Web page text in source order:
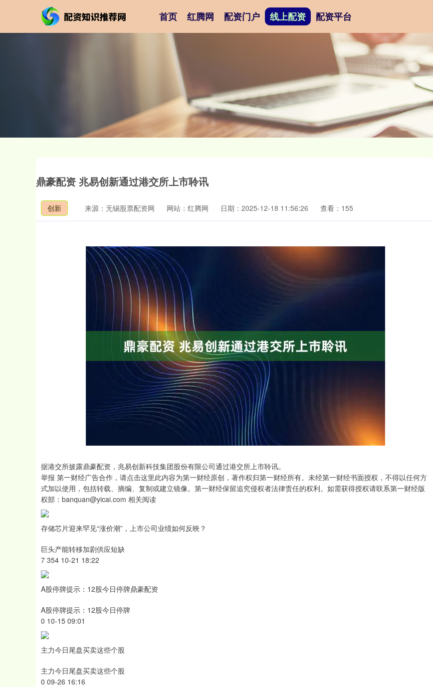
首页 红腾网 配资门户 线上配资 配资平台
鼎豪配资 兆易创新通过港交所上市聆讯
创新 来源：无锡股票配资网 网站：红腾网 日期：2025-12-18 11:56:26 查看：155
据港交所披露鼎豪配资，兆易创新科技集团股份有限公司通过港交所上市聆讯。
举报 第一财经广告合作，请点击这里此内容为第一财经原创，著作权归第一财经所有。未经第一财经书面授权，不得以任何方
式加以使用，包括转载、摘编、复制或建立镜像。第一财经保留追究侵权者法律责任的权利。如需获得授权请联系第一财经版
权部：banquan@yicai.com 相关阅读
存储芯片迎来罕见“涨价潮”，上市公司业绩如何反映？
巨头产能转移加剧供应短缺
7 354 10-21 18:22
A股停牌提示：12股今日停牌鼎豪配资
A股停牌提示：12股今日停牌
0 10-15 09:01
主力今日尾盘买卖这些个股
主力今日尾盘买卖这些个股
0 09-26 16:16
沪深300 4694.44 43.13 0.93% 北证50 1134.24 11.37